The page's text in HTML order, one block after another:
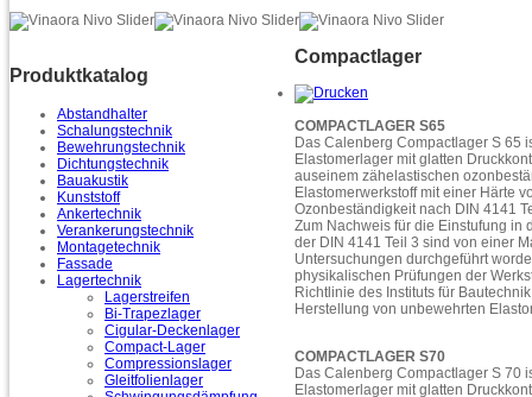
Produktkatalog
Abstandhalter
Schalungstechnik
Bewehrungstechnik
Dichtungstechnik
Bauakustik
Kunststoff
Ankertechnik
Verankerungstechnik
Montagetechnik
Fassade
Lagertechnik
Lagerstreifen
Bi-Trapezlager
Cigular-Deckenlager
Compact-Lager
Compressionslager
Gleitfolienlager
Compactlager
COMPACTLAGER S65
Das Calenberg Compactlager S 65
Elastomerlager mit glatten
auseinem zähelastischen
Elastomerwerkstoff mit einer Härte
Ozonbeständigkeit nach DIN 4141
Zum Nachweis für die Einstufung in
der DIN 4141 Teil 3 sind von einer
Untersuchungen durchgeführt
physikalischen Prüfungen der
Richtlinie des Instituts für
Herstellung von unbewehrten
COMPACTLAGER S70
Das Calenberg Compactlager S 70
Elastomerlager mit glatten